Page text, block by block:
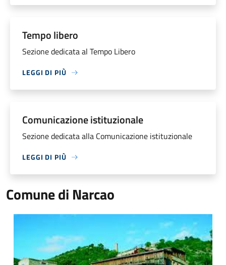
Tempo libero
Sezione dedicata al Tempo Libero
LEGGI DI PIÙ
Comunicazione istituzionale
Sezione dedicata alla Comunicazione istituzionale
LEGGI DI PIÙ
Comune di Narcao